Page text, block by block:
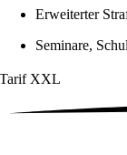
Erweiterter
Seminare,
Tarif XXL